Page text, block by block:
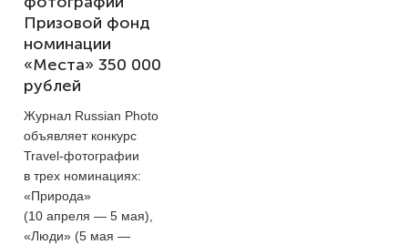
Призовой фонд
номинации
«Места» 350 000
рублей
Журнал Russian Photo
объявляет конкурс
Travel-фотографии
в трех номинациях:
«Природа»
(10 апреля — 5 мая),
«Люди» (5 мая —